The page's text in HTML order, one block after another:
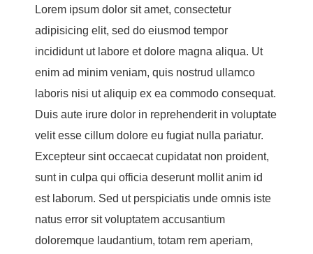
Lorem ipsum dolor sit amet, consectetur
adipisicing elit, sed do eiusmod tempor
incididunt ut labore et dolore magna aliqua. Ut
enim ad minim veniam, quis nostrud ullamco
laboris nisi ut aliquip ex ea commodo consequat.
Duis aute irure dolor in reprehenderit in voluptate
velit esse cillum dolore eu fugiat nulla pariatur.
Excepteur sint occaecat cupidatat non proident,
sunt in culpa qui officia deserunt mollit anim id
est laborum. Sed ut perspiciatis unde omnis iste
natus error sit voluptatem accusantium
doloremque laudantium, totam rem aperiam,